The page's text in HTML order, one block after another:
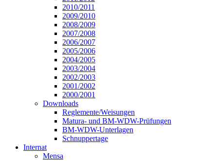
2010/2011
2009/2010
2008/2009
2007/2008
2006/2007
2005/2006
2004/2005
2003/2004
2002/2003
2001/2002
2000/2001
Downloads
Reglemente/Weisungen
Matura- und BM-WDW-Prüfungen
BM-WDW-Unterlagen
Schnuppertage
Internat
Mensa